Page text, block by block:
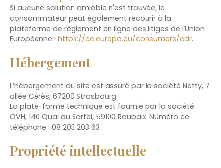
Si aucune solution amiable n'est trouvée, le
consommateur peut également recourir à la
plateforme de règlement en ligne des litiges de l’Union
Européenne : https://ec.europa.eu/consumers/odr.
Hébergement
L’hébergement du site est assuré par la société Netty, 7
allée Cérès, 67200 Strasbourg.
La plate-forme technique est fournie par la société
OVH, 140 Quai du Sartel, 59100 Roubaix. Numéro de
téléphone : 08 203 203 63
Propriété intellectuelle